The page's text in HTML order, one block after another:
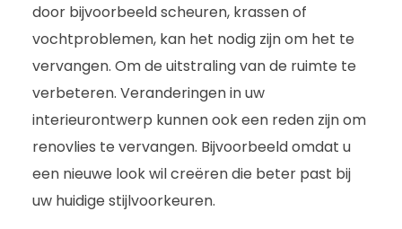
door bijvoorbeeld scheuren, krassen of
vochtproblemen, kan het nodig zijn om het te
vervangen. Om de uitstraling van de ruimte te
verbeteren. Veranderingen in uw
interieurontwerp kunnen ook een reden zijn om
renovlies te vervangen. Bijvoorbeeld omdat u
een nieuwe look wil creëren die beter past bij
uw huidige stijlvoorkeuren.